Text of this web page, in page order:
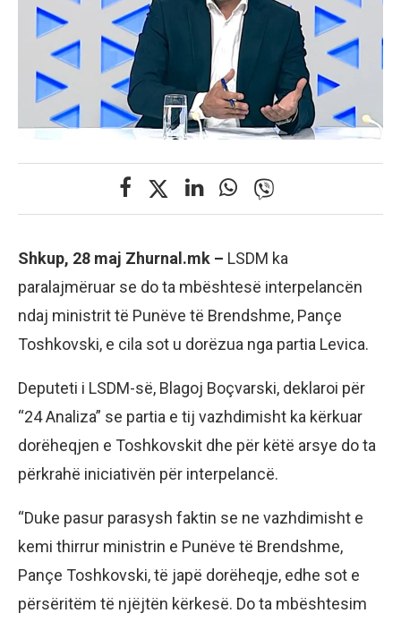
Shkup, 28 maj Zhurnal.mk – LSDM ka
paralajmëruar se do ta mbështesë interpelancën
ndaj ministrit të Punëve të Brendshme, Pançe
Toshkovski, e cila sot u dorëzua nga partia Levica.
Deputeti i LSDM-së, Blagoj Boçvarski, deklaroi për
“24 Analiza” se partia e tij vazhdimisht ka kërkuar
dorëheqjen e Toshkovskit dhe për këtë arsye do ta
përkrahë iniciativën për interpelancë.
“Duke pasur parasysh faktin se ne vazhdimisht e
kemi thirrur ministrin e Punëve të Brendshme,
Pançe Toshkovski, të japë dorëheqje, edhe sot e
përsëritëm të njëjtën kërkesë. Do ta mbështesim